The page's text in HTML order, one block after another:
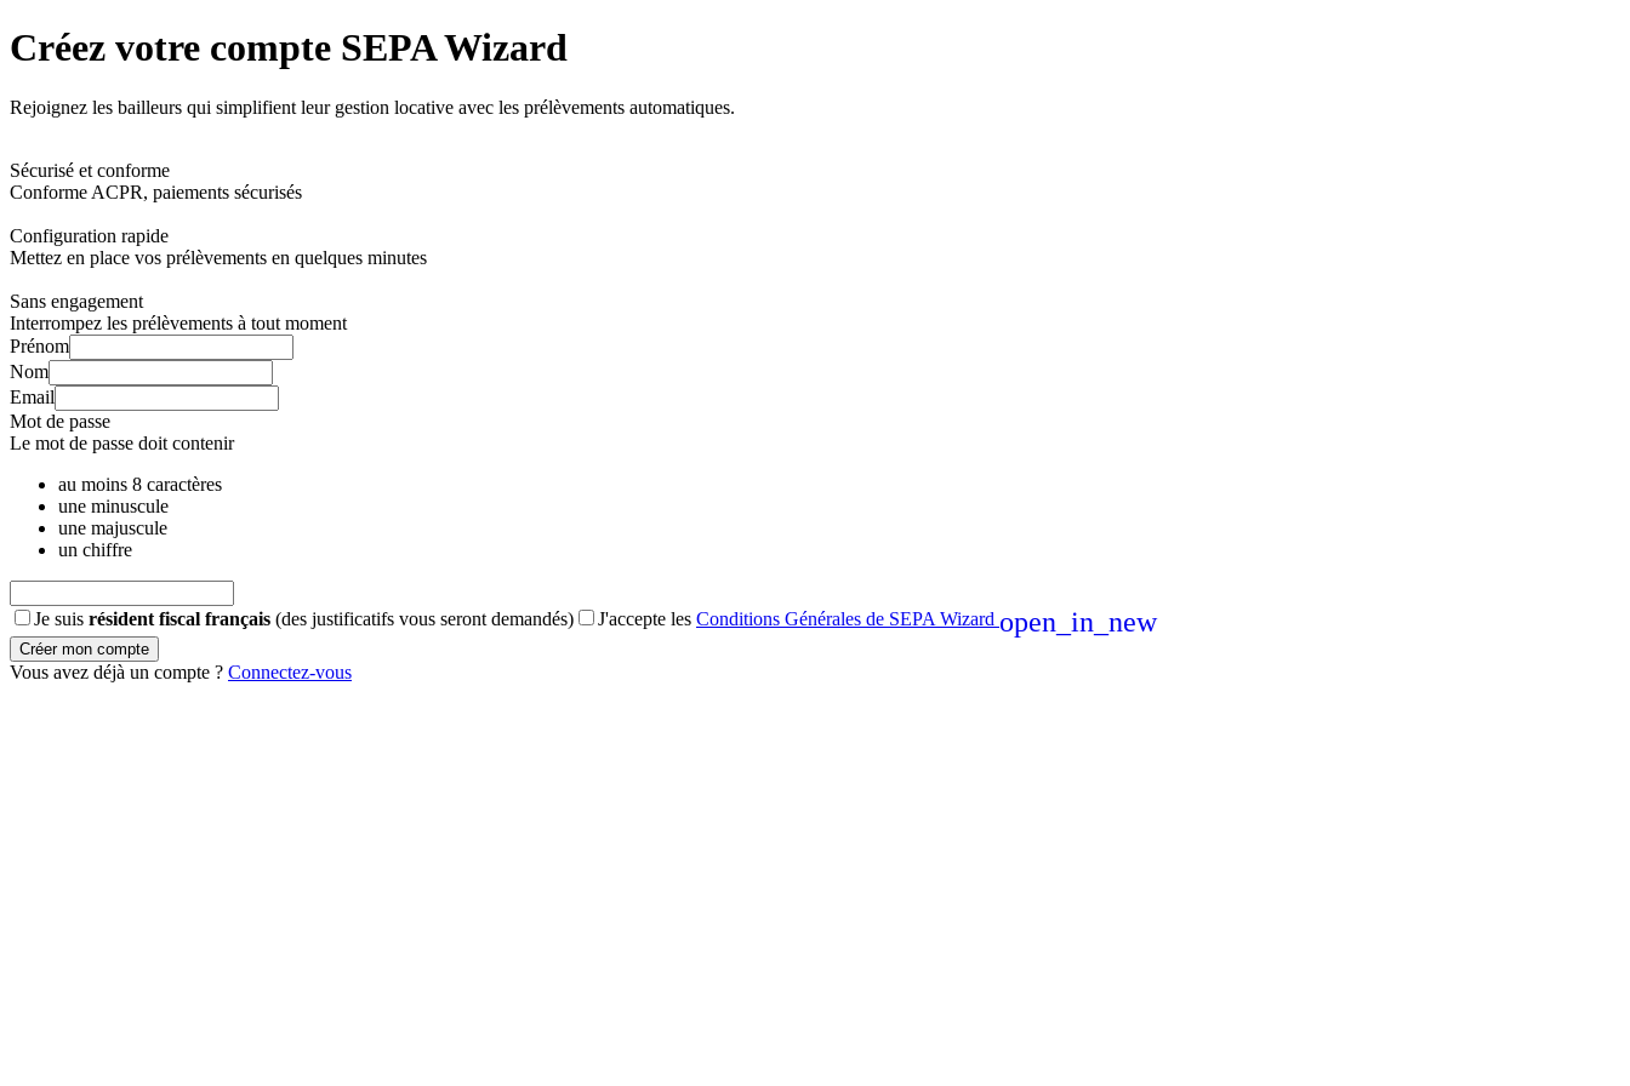
Créez votre compte SEPA Wizard
Rejoignez les bailleurs qui simplifient leur gestion locative avec les prélèvements automatiques.
Sécurisé et conforme
Conforme ACPR, paiements sécurisés
Configuration rapide
Mettez en place vos prélèvements en quelques minutes
Sans engagement
Interrompez les prélèvements à tout moment
Prénom
Nom
Email
Mot de passe
Le mot de passe doit contenir
au moins 8 caractères
une minuscule
une majuscule
un chiffre
Je suis résident fiscal français (des justificatifs vous seront demandés) J'accepte les Conditions Générales de SEPA Wizard open_in_new
Créer mon compte
Vous avez déjà un compte ? Connectez-vous